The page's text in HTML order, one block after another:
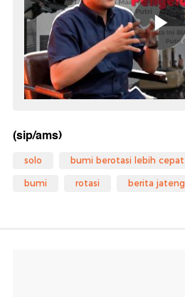
(sip/ams)
solo bumi berotasi lebih cepat
bumi rotasi berita jateng